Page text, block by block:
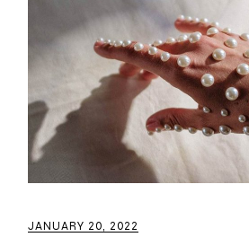
JANUARY 20, 2022